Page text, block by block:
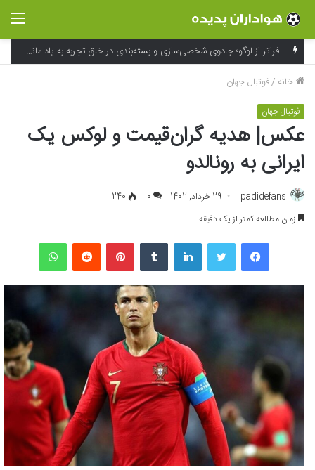
فراتر از لوگو؛ جادوی شخصی‌سازی و بسته‌بندی در خلق تجربه به یاد ماندنی برند
خانه /فوتبال جهان
فوتبال جهان
عکس| هدیه گران‌قیمت و لوکس یک
ایرانی به رونالدو
padidefans 29 خرداد, 1402 0
240
زمان مطالعه کمتر از یک دقیقه
فیسبوک لینکداین پینتریست